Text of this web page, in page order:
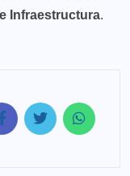
Infraestructura.